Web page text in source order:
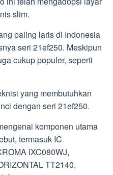
slim.
paling laris di Indonesia
seri 21ef250. Meskipun
cukup populer, seperti
yang membutuhkan
dengan seri 21ef250.
komponen utama
termasuk IC
IXC080WJ,
TT2140,